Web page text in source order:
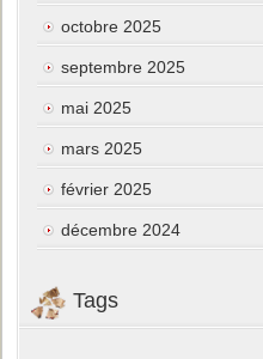
octobre 2025
septembre 2025
mai 2025
mars 2025
février 2025
décembre 2024
Tags